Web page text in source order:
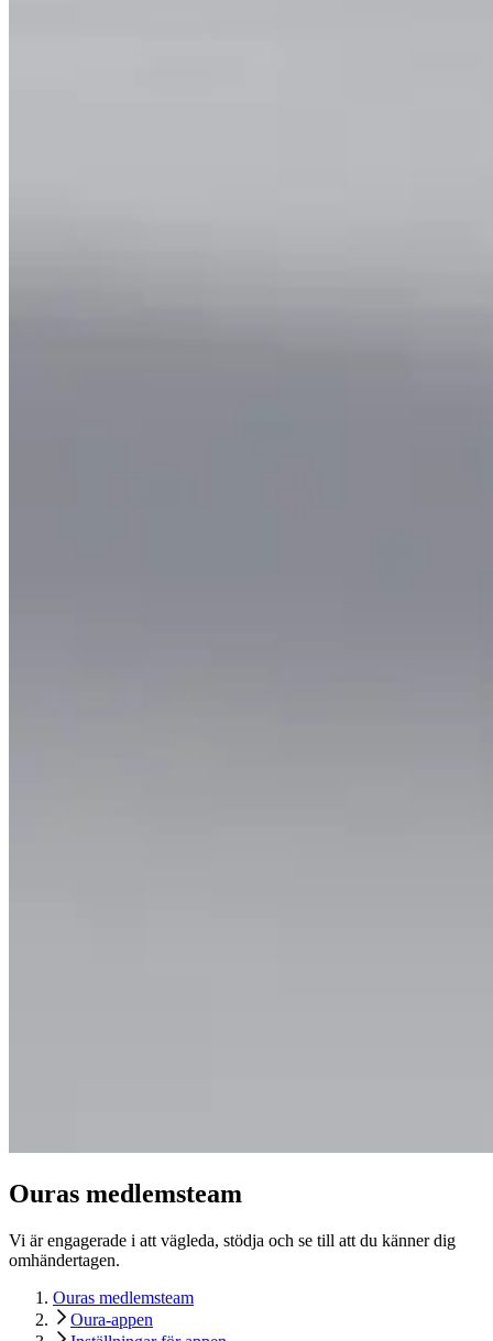
Ouras medlemsteam
Vi är engagerade i att vägleda, stödja och se till att du känner dig
omhändertagen.
Ouras medlemsteam
Oura-appen